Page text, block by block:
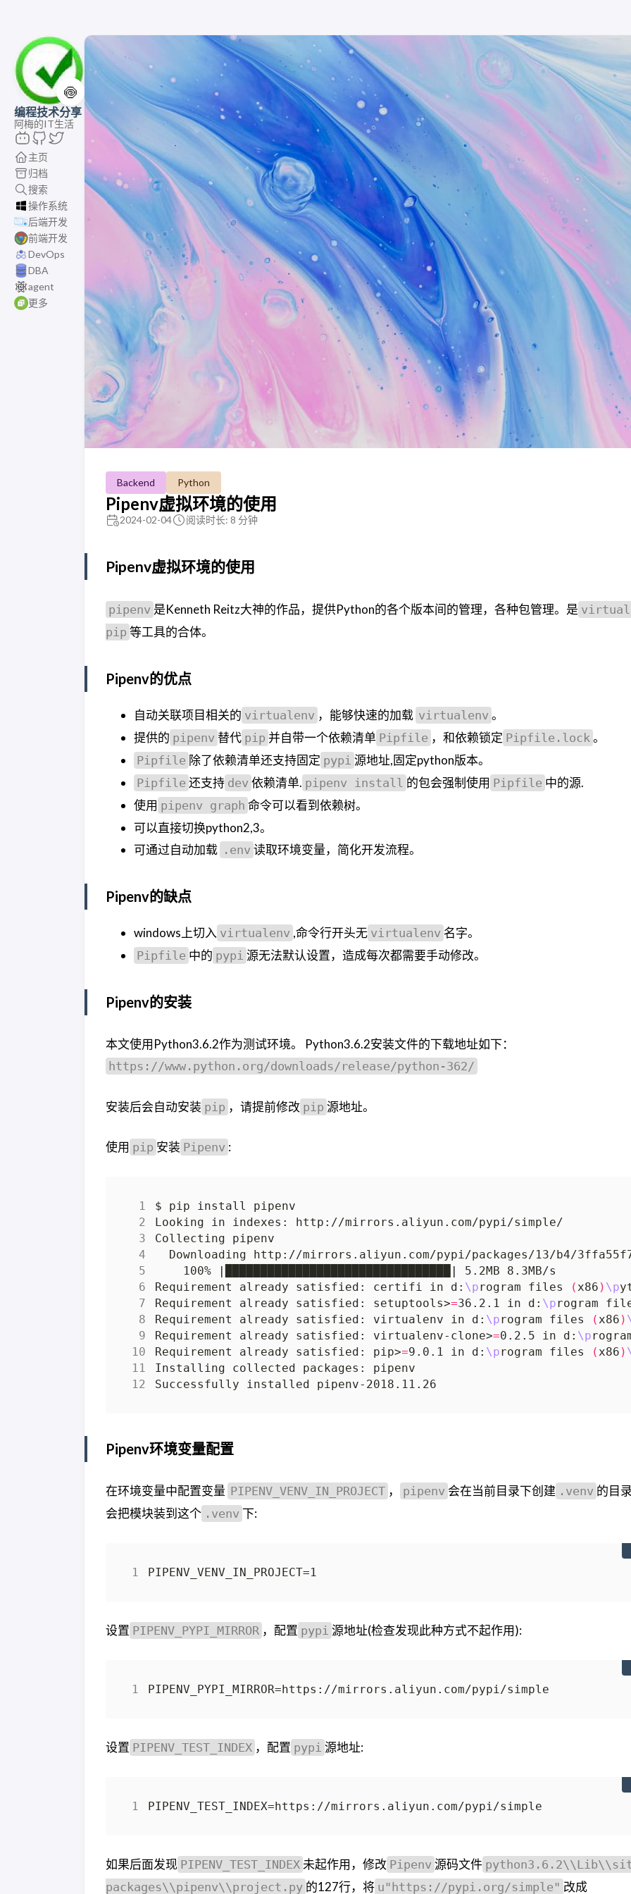
🍥
编程技术分享
阿梅的IT生活
主页
归档
搜索
操作系统
后端开发
前端开发
DevOps
DBA
agent
更多
Backend Python
Pipenv虚拟环境的使用
2024-02-04 阅读时长: 8 分钟
Pipenv虚拟环境的使用
pipenv 是Kenneth Reitz大神的作品，提供Python的各个版本间的管理，各种包管理。是
pip 等工具的合体。
Pipenv的优点
自动关联项目相关的 virtualenv ，能够快速的加载 virtualenv 。
提供的 pipenv 替代 pip 并自带一个依赖清单 Pipfile ，和依赖锁定 Pipfile.lock 。
Pipfile 除了依赖清单还支持固定 pypi 源地址,固定python版本。
Pipfile 还支持 dev 依赖清单. pipenv install 的包会强制使用 Pipfile 中的源.
使用 pipenv graph 命令可以看到依赖树。
可以直接切换python2,3。
可通过自动加载 .env 读取环境变量，简化开发流程。
Pipenv的缺点
windows上切入 virtualenv ,命令行开头无 virtualenv 名字。
Pipfile 中的 pypi 源无法默认设置，造成每次都需要手动修改。
Pipenv的安装
本文使用Python3.6.2作为测试环境。 Python3.6.2安装文件的下载地址如下：
https://www.python.org/downloads/release/python-362/
安装后会自动安装 pip ，请提前修改 pip 源地址。
使用 pip 安装 Pipenv :
Downloading http://mirrors.aliyun.com/pypi/packages/13/b4/
    100%
| |
Requirement already satisfied: certifi in d: \program files (x86 ) \p
Requirement already satisfied: setuptools>=36.2.1 in d: \program
Requirement already satisfied: virtualenv in d: \program files (x86 )
Requirement already satisfied: virtualenv-clone>=0.2.5 in d: \p
Requirement already satisfied: pip>=9.0.1 in d: \program files (x86 )
Pipenv环境变量配置
在环境变量中配置变量 PIPENV_VENV_IN_PROJECT ， pipenv 会在当前目录下创建 .venv 的目
会把模块装到这个 .venv 下:
设置 PIPENV_PYPI_MIRROR ，配置 pypi 源地址(检查发现此种方式不起作用):
设置 PIPENV_TEST_INDEX ，配置 pypi 源地址:
如果后面发现 PIPENV_TEST_INDEX 未起作用，修改 Pipenv 源码文件
packages\\pipenv\\project.py 的127行，将 u"https://pypi.org/simple" 改成